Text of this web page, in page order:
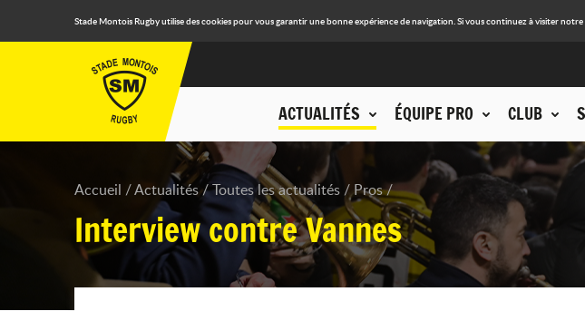
Stade Montois Rugby utilise des cookies pour vous garantir une bonne expérience de navigation. Si vous continuez à visiter
ACTUALITÉS ÉQUIPE PRO CLUB
Accueil Actualités Toutes les actualités Pros
Interview contre Vannes